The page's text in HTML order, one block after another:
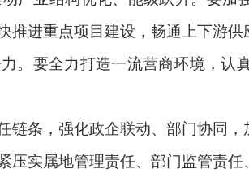
推进重点项目建设，畅通上下游
。要全力打造一流营商环境，认
，强化政企联动、部门协同，
压实属地管理责任、部门监管责